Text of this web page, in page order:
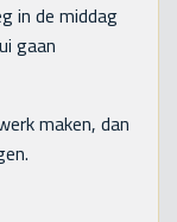
in de middag
gaan
maken, dan